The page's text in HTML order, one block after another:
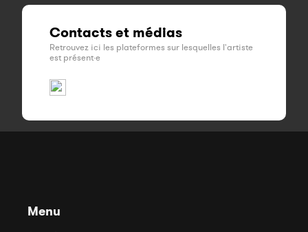
Contacts et médias
Retrouvez ici les plateformes sur lesquelles l'artiste
est présent·e
Menu